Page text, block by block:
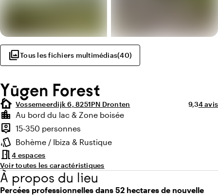
photo_libraryTous les fichiers multimédias(40)
Yūgen Forest
cottage Vossemeerdijk 6, 8251PN Dronten Note
9,34 avis
Points forts
location_city
Environnement
Au bord du lac & Zone boisée
person_pin
Capacité
15-350 personnes
style
Ambiance
Bohème / Ibiza & Rustique
meeting_room4 espaces
Voir toutes les caractéristiques
À propos du lieu
Percées professionnelles dans 52 hectares de nouvelle